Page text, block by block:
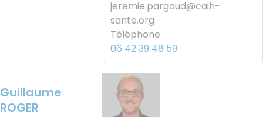
jeremie.pargaud@caih-
sante.org
Téléphone
06 42 39 48 59
Guillaume
ROGER
Image